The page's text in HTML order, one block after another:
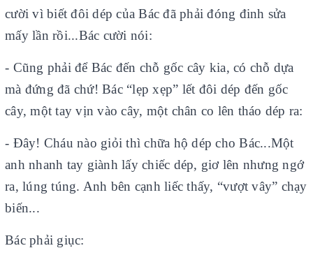
cười vì biết đôi dép của Bác đã phải đóng đinh sửa
mấy lần rồi...Bác cười nói:
- Cũng phải để Bác đến chỗ gốc cây kia, có chỗ dựa
mà đứng đã chứ! Bác “lẹp xẹp” lết đôi dép đến gốc
cây, một tay vịn vào cây, một chân co lên tháo dép ra:
- Đây! Cháu nào giỏi thì chữa hộ dép cho Bác...Một
anh nhanh tay giành lấy chiếc dép, giơ lên nhưng ngớ
ra, lúng túng. Anh bên cạnh liếc thấy, “vượt vây” chạy
biến...
Bác phải giục: